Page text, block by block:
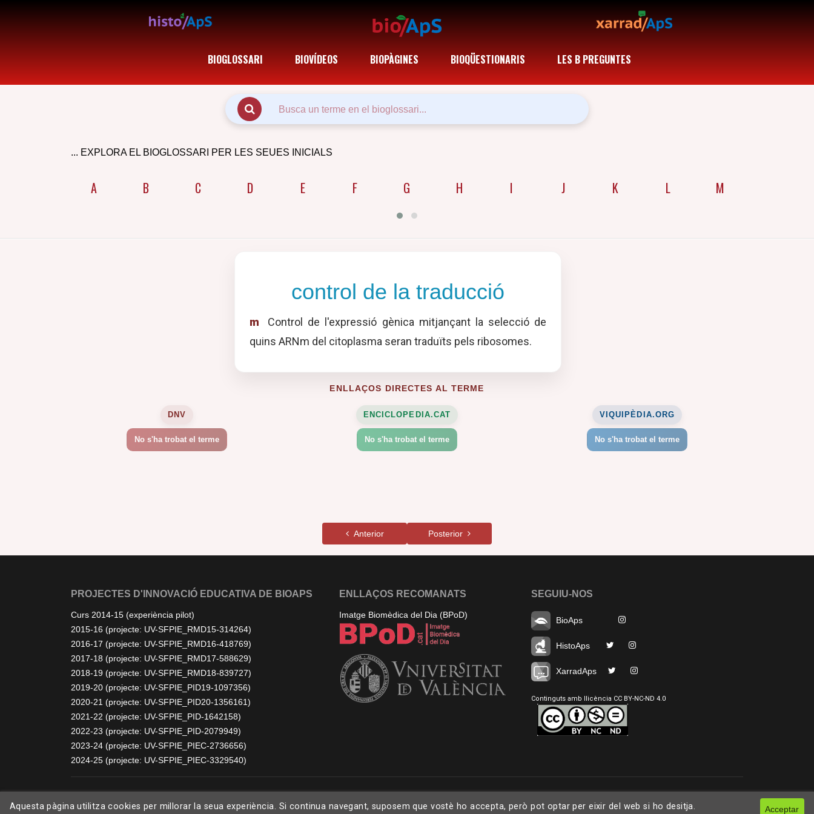
BIOGLOSSARI BIOVÍDEOS BIOPÀGINES BIOQÜESTIONARIS LES B PREGUNTES
... EXPLORA EL BIOGLOSSARI PER LES SEUES INICIALS
A B C D E F G H I J K L M
control de la traducció
m
Control de l'expressió gènica mitjançant la selecció de
quins ARNm del citoplasma seran traduïts pels ribosomes.
ENLLAÇOS DIRECTES AL TERME
DNV
No s'ha trobat el terme
ENCICLOPEDIA.CAT
No s'ha trobat el terme
VIQUIPÈDIA.ORG
No s'ha trobat el terme
Anterior Posterior
PROJECTES D'INNOVACIÓ EDUCATIVA DE BIOAPS
Curs 2014-15 (experiència pilot)
2015-16 (projecte: UV-SFPIE_RMD15-314264)
2016-17 (projecte: UV-SFPIE_RMD16-418769)
2017-18 (projecte: UV-SFPIE_RMD17-588629)
2018-19 (projecte: UV-SFPIE_RMD18-839727)
2019-20 (projecte: UV-SFPIE_PID19-1097356)
2020-21 (projecte: UV-SFPIE_PID20-1356161)
2021-22 (projecte: UV-SFPIE_PID-1642158)
2022-23 (projecte: UV-SFPIE_PID-2079949)
2023-24 (projecte: UV-SFPIE_PIEC-2736656)
2024-25 (projecte: UV-SFPIE_PIEC-3329540)
ENLLAÇOS RECOMANATS
Imatge Biomèdica del Dia (BPoD)
SEGUIU-NOS
BioAps
HistoAps
XarradAps
Continguts amb llicència CC BY-NC-ND 4.0
© 2026 bioApS. Tots els drets reservats. Disseny perFree-Template.co Acceptar
Aquesta pàgina utilitza cookies per millorar la seua experiència. Si continua navegant, suposem que vostè ho accepta, però pot optar per eixir del web si ho desitja.